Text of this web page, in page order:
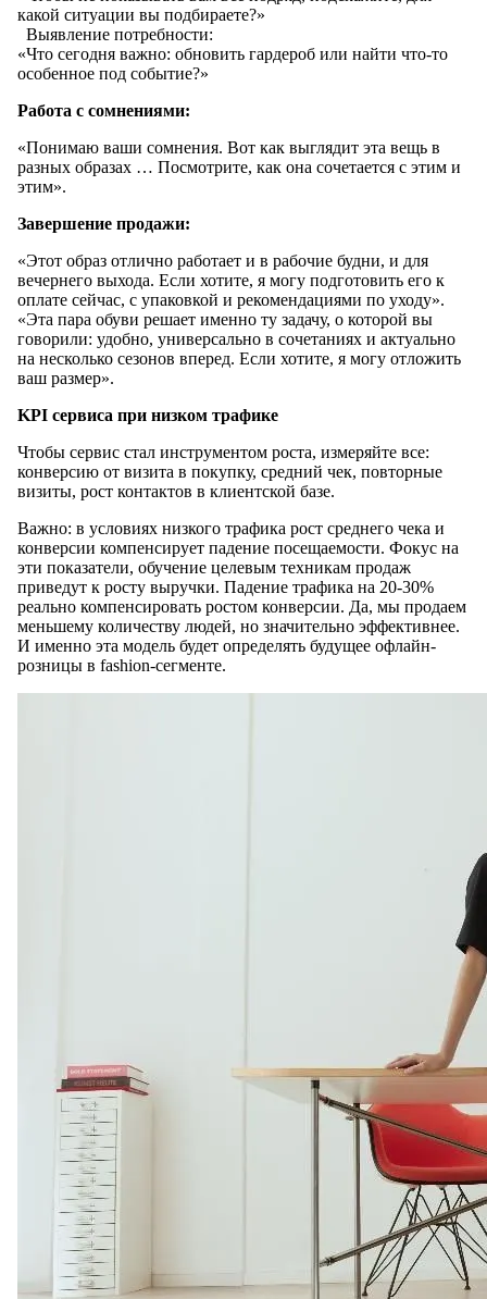
какой ситуации вы подбираете?»
Выявление потребности:
«Что сегодня важно: обновить гардероб или найти что-то
особенное под событие?»
Работа с сомнениями:
«Понимаю ваши сомнения. Вот как выглядит эта вещь в
разных образах … Посмотрите, как она сочетается с этим и
этим».
Завершение продажи:
«Этот образ отлично работает и в рабочие будни, и для
вечернего выхода. Если хотите, я могу подготовить его к
оплате сейчас, с упаковкой и рекомендациями по уходу».
«Эта пара обуви решает именно ту задачу, о которой вы
говорили: удобно, универсально в сочетаниях и актуально
на несколько сезонов вперед. Если хотите, я могу отложить
ваш размер».
KPI сервиса при низком трафике
Чтобы сервис стал инструментом роста, измеряйте все:
конверсию от визита в покупку, средний чек, повторные
визиты, рост контактов в клиентской базе.
Важно: в условиях низкого трафика рост среднего чека и
конверсии компенсирует падение посещаемости. Фокус на
эти показатели, обучение целевым техникам продаж
приведут к росту выручки. Падение трафика на 20-30%
реально компенсировать ростом конверсии. Да, мы продаем
меньшему количеству людей, но значительно эффективнее.
И именно эта модель будет определять будущее офлайн-
розницы в fashion-сегменте.